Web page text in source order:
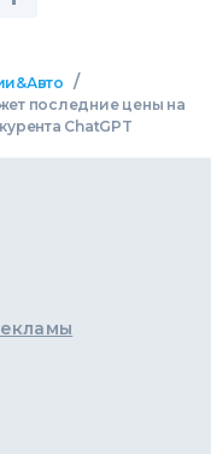
/
последние цены на
ChatGPT